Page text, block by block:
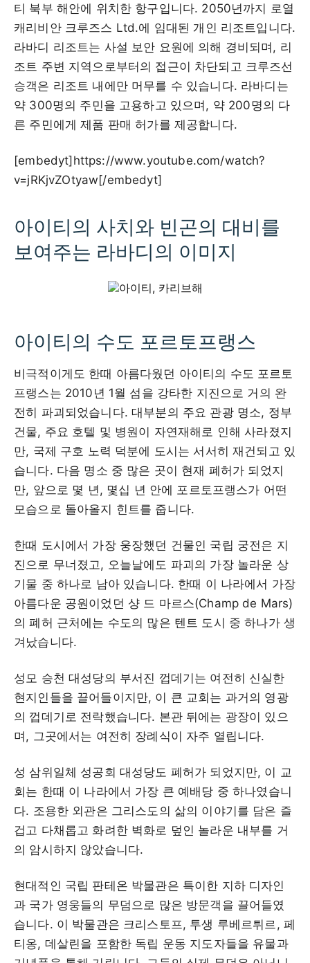
티 북부 해안에 위치한 항구입니다. 2050년까지 로열
캐리비안 크루즈스 Ltd.에 임대된 개인 리조트입니다.
라바디 리조트는 사설 보안 요원에 의해 경비되며, 리
조트 주변 지역으로부터의 접근이 차단되고 크루즈선
승객은 리조트 내에만 머무를 수 있습니다. 라바디는
약 300명의 주민을 고용하고 있으며, 약 200명의 다
른 주민에게 제품 판매 허가를 제공합니다.
[embedyt]https://www.youtube.com/watch?
v=jRKjvZOtyaw[/embedyt]
아이티의 사치와 빈곤의 대비를
보여주는 라바디의 이미지
아이티의 수도 포르토프랭스
비극적이게도 한때 아름다웠던 아이티의 수도 포르토
프랭스는 2010년 1월 섬을 강타한 지진으로 거의 완
전히 파괴되었습니다. 대부분의 주요 관광 명소, 정부
건물, 주요 호텔 및 병원이 자연재해로 인해 사라졌지
만, 국제 구호 노력 덕분에 도시는 서서히 재건되고 있
습니다. 다음 명소 중 많은 곳이 현재 폐허가 되었지
만, 앞으로 몇 년, 몇십 년 안에 포르토프랭스가 어떤
모습으로 돌아올지 힌트를 줍니다.
한때 도시에서 가장 웅장했던 건물인 국립 궁전은 지
진으로 무너졌고, 오늘날에도 파괴의 가장 놀라운 상
기물 중 하나로 남아 있습니다. 한때 이 나라에서 가장
아름다운 공원이었던 샹 드 마르스(Champ de Mars)
의 폐허 근처에는 수도의 많은 텐트 도시 중 하나가 생
겨났습니다.
성모 승천 대성당의 부서진 껍데기는 여전히 신실한
현지인들을 끌어들이지만, 이 큰 교회는 과거의 영광
의 껍데기로 전락했습니다. 본관 뒤에는 광장이 있으
며, 그곳에서는 여전히 장례식이 자주 열립니다.
성 삼위일체 성공회 대성당도 폐허가 되었지만, 이 교
회는 한때 이 나라에서 가장 큰 예배당 중 하나였습니
다. 조용한 외관은 그리스도의 삶의 이야기를 담은 즐
겁고 다채롭고 화려한 벽화로 덮인 놀라운 내부를 거
의 암시하지 않았습니다.
현대적인 국립 판테온 박물관은 특이한 지하 디자인
과 국가 영웅들의 무덤으로 많은 방문객을 끌어들였
습니다. 이 박물관은 크리스토프, 투생 루베르튀르, 페
티옹, 데살린을 포함한 독립 운동 지도자들을 유물과